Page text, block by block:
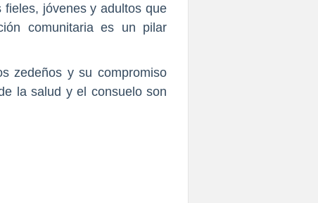
jóvenes y adultos que
comunitaria es un pilar
zedeños y su compromiso
la salud y el consuelo son